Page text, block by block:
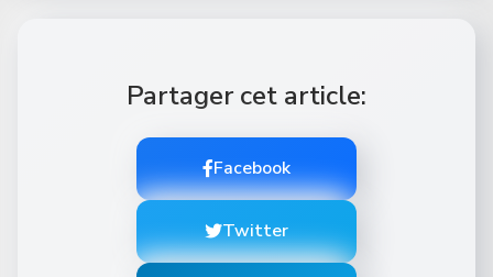
Partager cet article:
Facebook
Twitter